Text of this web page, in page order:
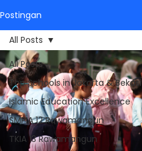
Postingan
All Posts
Top Schools in Jakarta & Bekasi
Islamic Education Excellence
SMPIA 12 Rawamangun
TKIA 13 Rawamangun
All Posts